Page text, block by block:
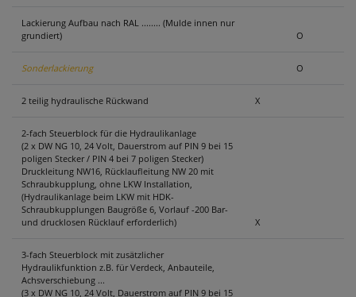
Lackierung Aufbau nach RAL ........ (Mulde innen nur
grundiert)
O
Sonderlackierung O
2 teilig hydraulische Rückwand X
2-fach Steuerblock für die Hydraulikanlage
(2 x DW NG 10, 24 Volt, Dauerstrom auf PIN 9 bei 15
poligen Stecker / PIN 4 bei 7 poligen Stecker)
Druckleitung NW16, Rücklaufleitung NW 20 mit
Schraubkupplung, ohne LKW Installation,
(Hydraulikanlage beim LKW mit HDK-
Schraubkupplungen Baugröße 6, Vorlauf -200 Bar-
und drucklosen Rücklauf erforderlich)
X
3-fach Steuerblock mit zusätzlicher
Hydraulikfunktion z.B. für Verdeck, Anbauteile,
Achsverschiebung ...
(3 x DW NG 10, 24 Volt, Dauerstrom auf PIN 9 bei 15